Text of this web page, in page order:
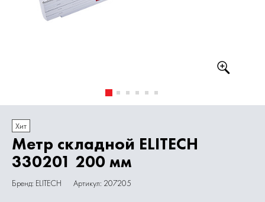
Хит
Метр складной ELITECH
330201 200 мм
Бренд: ELITECH Артикул: 207205